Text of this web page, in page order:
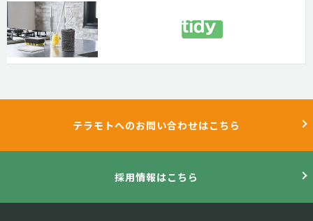
テラモトへのお問い合わせはこちら
採用情報はこちら